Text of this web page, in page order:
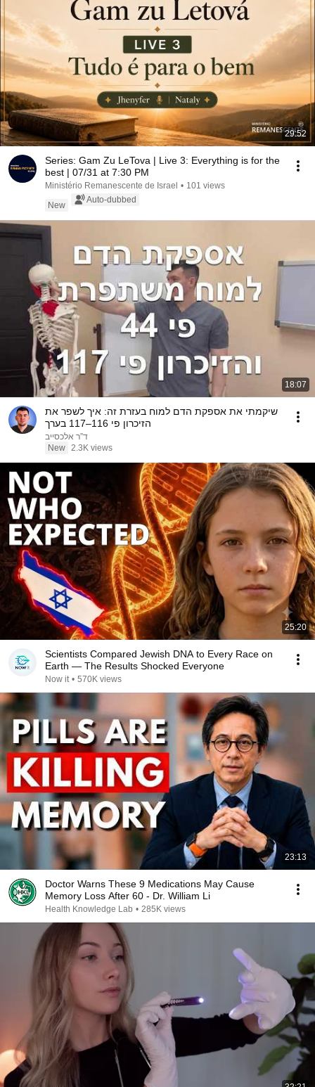
29:52
Series: Gam Zu LeTova | Live 3: Everything is for the
best | 07/31 at 7:30 PM
Ministério Remanescente de Israel • 101 views
New
Auto-dubbed
18:07
שיקמתי את אספקת הדם למוח בעזרת זה: איך לשפר את
הזיכרון פי 116–117 בערך
ד”ר אלכסייב
New 2.3K views
25:20
Scientists Compared Jewish DNA to Every Race on
Earth — The Results Shocked Everyone
Now it • 570K views
23:13
Doctor Warns These 9 Medications May Cause
Memory Loss After 60 - Dr. William Li
Health Knowledge Lab • 285K views